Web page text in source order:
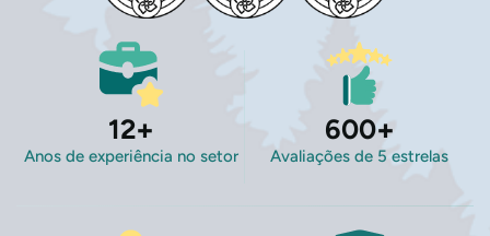
12+
Anos de experiência no setor
600+
Avaliações de 5 estrelas